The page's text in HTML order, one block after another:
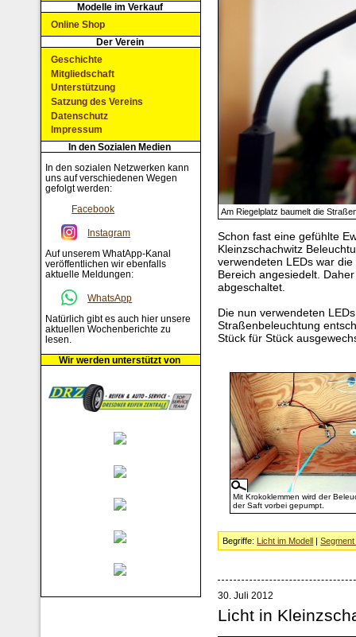
Am Riegelplatz baumelt die
Schon fast eine gefühlte
Kleinzschachwitz
verwendeten LEDs war
Bereich angesiedelt.
abgeschaltet.
Die nun verwendeten
Straßenbeleuchtung
Stück für Stück
Mit Krokoklemmen wird der
der Saft vorbei gepumpt.
Begriffe: Licht im Modell |
30. Juli 2012
Licht in
Modelle im Verkauf
Online Shop
Der Verein
Geschichte
Mitgliedschaft
Unterstützung
Satzung des Vereins
Datenschutz
Impressum
In den Sozialen Medien
In den sozialen Netzwerken kann
uns auf verschiedenen Wegen
gefolgt werden:
Facebook
Instagram
Auf unserem WhatApp-Kanal
veröffentlichen wir ebenfalls
aktuelle Meldungen:
WhatsApp
Natürlich gibt es auch hier unsere
aktuellen Wochenberichte zu
lesen.
Wir werden unterstützt von